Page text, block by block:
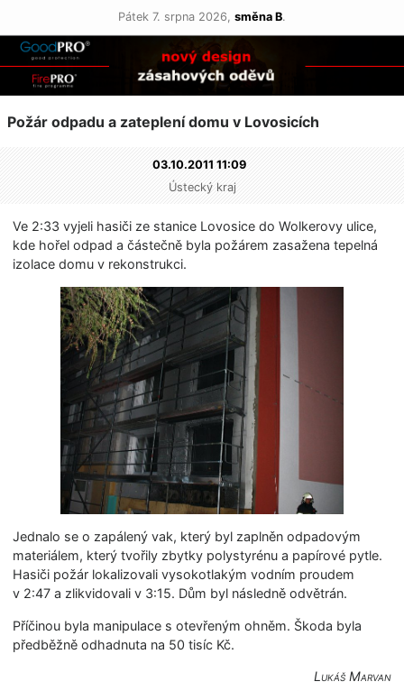
Pátek 7. srpna 2026, směna B.
Požár odpadu a zateplení domu v Lovosicích
03.10.2011 11:09
Ústecký kraj
Ve 2:33 vyjeli hasiči ze stanice Lovosice do Wolkerovy ulice,
kde hořel odpad a částečně byla požárem zasažena tepelná
izolace domu v rekonstrukci.
Jednalo se o zapálený vak, který byl zaplněn odpadovým
materiálem, který tvořily zbytky polystyrénu a papírové pytle.
Hasiči požár lokalizovali vysokotlakým vodním proudem
v 2:47 a zlikvidovali v 3:15. Dům byl následně odvětrán.
Příčinou byla manipulace s otevřeným ohněm. Škoda byla
předběžně odhadnuta na 50 tisíc Kč.
Lukáš Marvan